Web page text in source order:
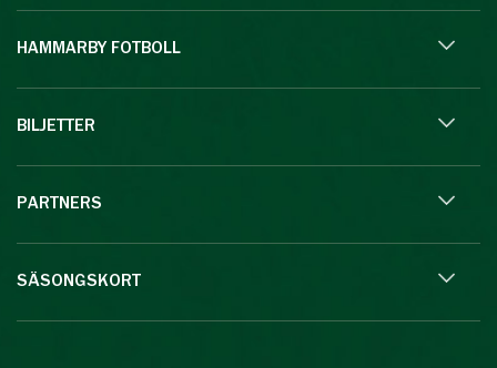
HAMMARBY FOTBOLL
BILJETTER
PARTNERS
SÄSONGSKORT